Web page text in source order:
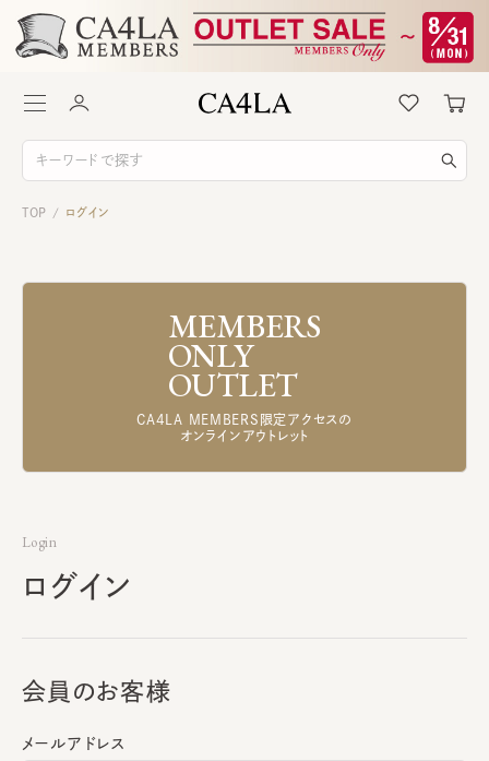
TOP / ログイン
MEMBERS
ONLY
OUTLET
CA4LA MEMBERS限定アクセスの
オンラインアウトレット
Login
ログイン
会員のお客様
メールアドレス